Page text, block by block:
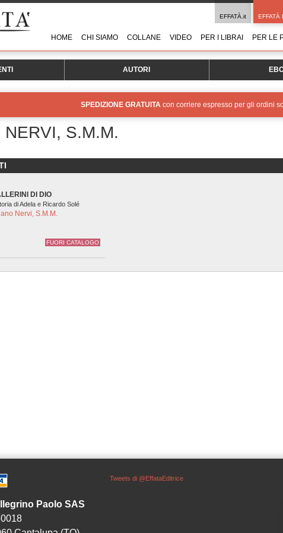
EFFATÀ.it EFFATÀ
HOME CHI SIAMO COLLANE VIDEO PER I LIBRAI PER LE
AUTORI
SPEDIZIONE GRATUITA con corriere espresso per gli ordini
NERVI, S.M.M.
DI DIO
di Adela e Ricardo Solé
Nervi, S.M.M.
FUORI CATALOGO
Paolo SAS
Tweets di @EffataEditrice